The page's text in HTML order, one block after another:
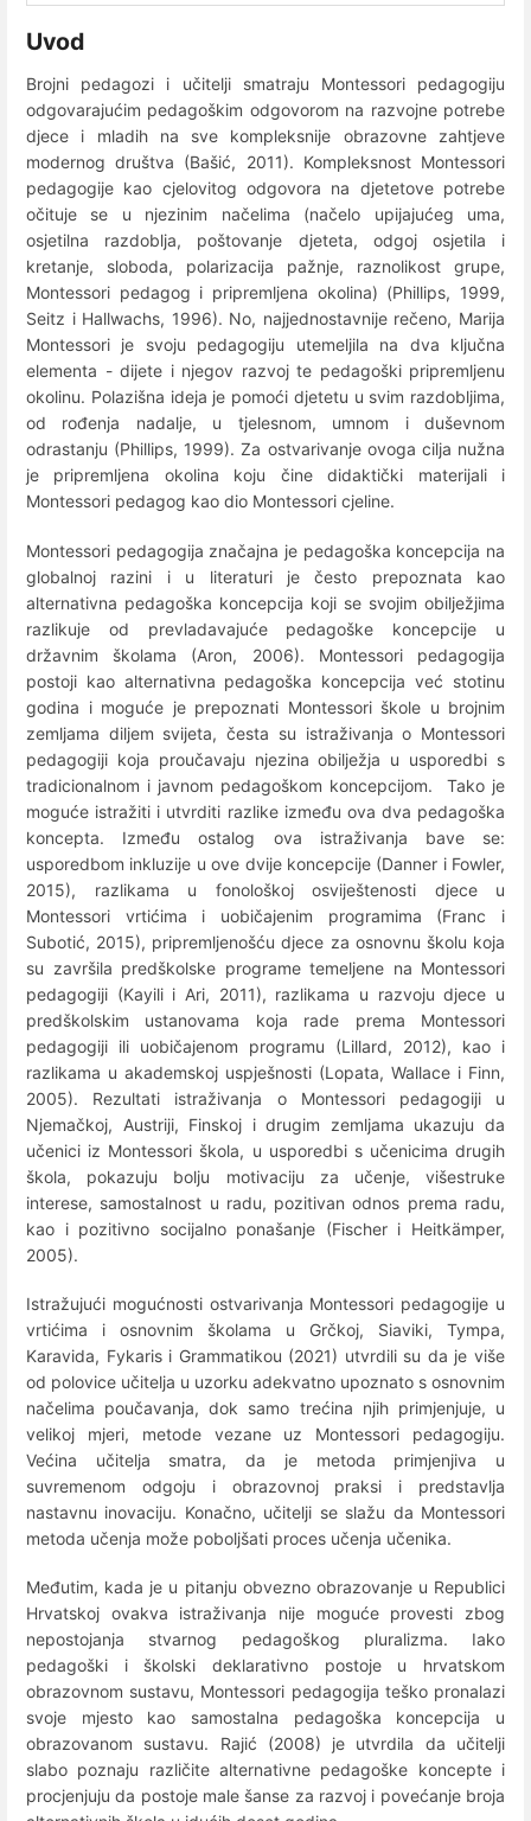
Uvod
Brojni pedagozi i učitelji smatraju Montessori pedagogiju
odgovarajućim pedagoškim odgovorom na razvojne potrebe
djece i mladih na sve kompleksnije obrazovne zahtjeve
modernog društva (Bašić, 2011). Kompleksnost Montessori
pedagogije kao cjelovitog odgovora na djetetove potrebe
očituje se u njezinim načelima (načelo upijajućeg uma,
osjetilna razdoblja, poštovanje djeteta, odgoj osjetila i
kretanje, sloboda, polarizacija pažnje, raznolikost grupe,
Montessori pedagog i pripremljena okolina) (Phillips, 1999,
Seitz i Hallwachs, 1996). No, najjednostavnije rečeno, Marija
Montessori je svoju pedagogiju utemeljila na dva ključna
elementa - dijete i njegov razvoj te pedagoški pripremljenu
okolinu. Polazišna ideja je pomoći djetetu u svim razdobljima,
od rođenja nadalje, u tjelesnom, umnom i duševnom
odrastanju (Phillips, 1999). Za ostvarivanje ovoga cilja nužna
je pripremljena okolina koju čine didaktički materijali i
Montessori pedagog kao dio Montessori cjeline.
Montessori pedagogija značajna je pedagoška koncepcija na
globalnoj razini i u literaturi je često prepoznata kao
alternativna pedagoška koncepcija koji se svojim obilježjima
razlikuje od prevladavajuće pedagoške koncepcije u
državnim školama (Aron, 2006). Montessori pedagogija
postoji kao alternativna pedagoška koncepcija već stotinu
godina i moguće je prepoznati Montessori škole u brojnim
zemljama diljem svijeta, česta su istraživanja o Montessori
pedagogiji koja proučavaju njezina obilježja u usporedbi s
tradicionalnom i javnom pedagoškom koncepcijom. Tako je
moguće istražiti i utvrditi razlike između ova dva pedagoška
koncepta. Između ostalog ova istraživanja bave se:
usporedbom inkluzije u ove dvije koncepcije (Danner i Fowler,
2015), razlikama u fonološkoj osviještenosti djece u
Montessori vrtićima i uobičajenim programima (Franc i
Subotić, 2015), pripremljenošću djece za osnovnu školu koja
su završila predškolske programe temeljene na Montessori
pedagogiji (Kayili i Ari, 2011), razlikama u razvoju djece u
predškolskim ustanovama koja rade prema Montessori
pedagogiji ili uobičajenom programu (Lillard, 2012), kao i
razlikama u akademskoj uspješnosti (Lopata, Wallace i Finn,
2005). Rezultati istraživanja o Montessori pedagogiji u
Njemačkoj, Austriji, Finskoj i drugim zemljama ukazuju da
učenici iz Montessori škola, u usporedbi s učenicima drugih
škola, pokazuju bolju motivaciju za učenje, višestruke
interese, samostalnost u radu, pozitivan odnos prema radu,
kao i pozitivno socijalno ponašanje (Fischer i Heitkämper,
2005).
Istražujući mogućnosti ostvarivanja Montessori pedagogije u
vrtićima i osnovnim školama u Grčkoj, Siaviki, Tympa,
Karavida, Fykaris i Grammatikou (2021) utvrdili su da je više
od polovice učitelja u uzorku adekvatno upoznato s osnovnim
načelima poučavanja, dok samo trećina njih primjenjuje, u
velikoj mjeri, metode vezane uz Montessori pedagogiju.
Većina učitelja smatra, da je metoda primjenjiva u
suvremenom odgoju i obrazovnoj praksi i predstavlja
nastavnu inovaciju. Konačno, učitelji se slažu da Montessori
metoda učenja može poboljšati proces učenja učenika.
Međutim, kada je u pitanju obvezno obrazovanje u Republici
Hrvatskoj ovakva istraživanja nije moguće provesti zbog
nepostojanja stvarnog pedagoškog pluralizma. Iako
pedagoški i školski deklarativno postoje u hrvatskom
obrazovnom sustavu, Montessori pedagogija teško pronalazi
svoje mjesto kao samostalna pedagoška koncepcija u
obrazovanom sustavu. Rajić (2008) je utvrdila da učitelji
slabo poznaju različite alternativne pedagoške koncepte i
procjenjuju da postoje male šanse za razvoj i povećanje broja